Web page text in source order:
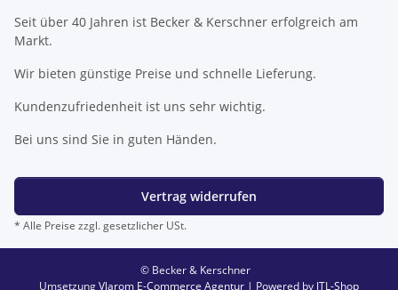
Seit über 40 Jahren ist Becker & Kerschner erfolgreich am
Markt.
Wir bieten günstige Preise und schnelle Lieferung.
Kundenzufriedenheit ist uns sehr wichtig.
Bei uns sind Sie in guten Händen.
Vertrag widerrufen
* Alle Preise zzgl. gesetzlicher USt.
© Becker & Kerschner
UmsetzungVlarom E-Commerce Agentur | Powered by JTL-Shop